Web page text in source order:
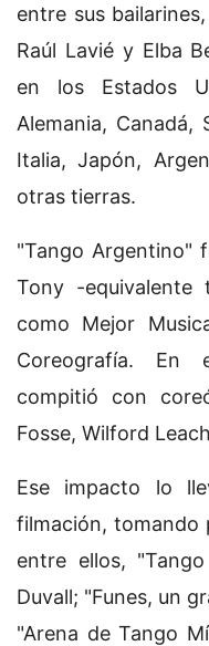
entre sus
Raúl Lavié y Elba
en los Estados
Alemania, Canadá,
Italia, Japón,
otras tierras.
"Tango Argentino"
Tony -equivalente
como Mejor
Coreografía. En
compitió con
Fosse, Wilford
Ese impacto lo
filmación, tomando
entre ellos,
Duvall; "Funes, un
"Arena de Tango